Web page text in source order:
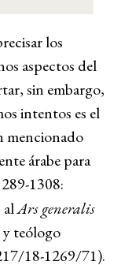
los
aspectos del
sin embargo,
intentos es el
mencionado
árabe para
1308:
alArs generalis
teólogo
18-1269/71).